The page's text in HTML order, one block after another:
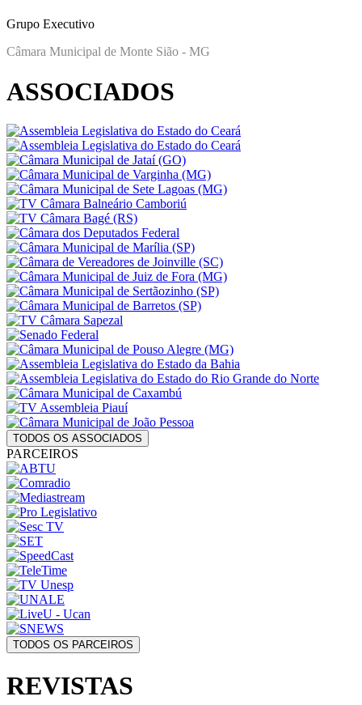
Grupo Executivo
Câmara Municipal de Monte Sião - MG
ASSOCIADOS
TODOS OS ASSOCIADOS
PARCEIROS
TODOS OS PARCEIROS
REVISTAS